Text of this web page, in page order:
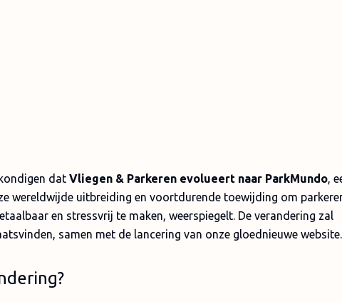
dat Vliegen & Parkeren evolueert naar ParkMundo,
wereldwijde uitbreiding en voortdurende toewijding om
en stressvrij te maken, weerspiegelt. De verandering zal
samen met de lancering van onze gloednieuwe website.